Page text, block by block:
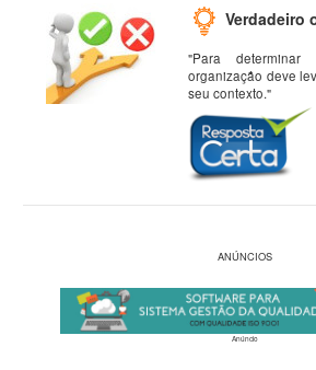
Verdadeiro
"Para
organização deve
seu contexto."
ANÚNCIOS
Anúncio